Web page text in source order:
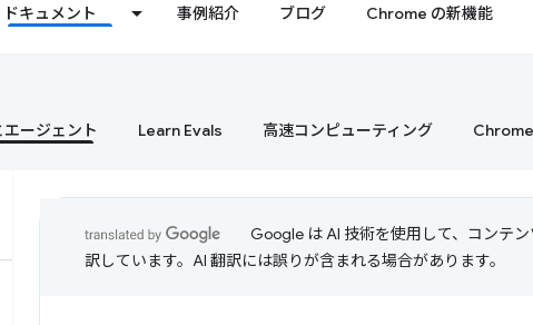
ドキュメント 事例紹介 ブログ Chrome の新機能
ージェント Learn Evals 高速コンピューティング
Google は AI 技術を使用して、コンテ
訳しています。AI 翻訳には誤りが含まれる場合があります。